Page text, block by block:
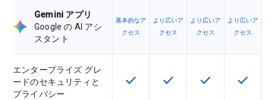
Gemini アプリ
Google の AI アシ
スタント
基本的なア
クセス
より広いア
クセス
より広いア
クセス
より広いア
クセス
エンタープライズ グレ
ードのセキュリティと
プライバシー
この機能は該当の SKU で利用で
check この機能は該当の SKU
check この機能は該当
check この機
check